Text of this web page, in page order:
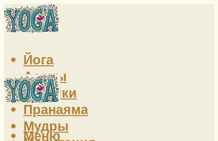
Йога
Асаны
Техники
Пранаяма
Мудры
Меню